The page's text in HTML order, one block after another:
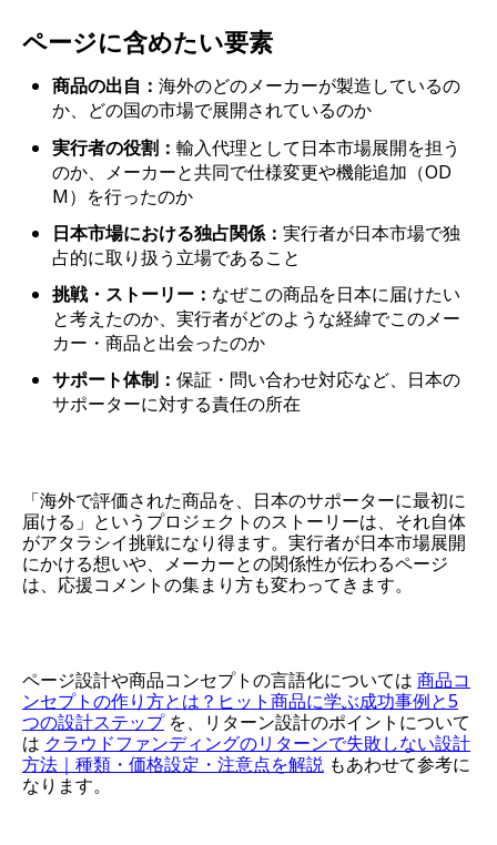
ページに含めたい要素
商品の出自：海外のどのメーカーが製造しているの
か、どの国の市場で展開されているのか
実行者の役割：輸入代理として日本市場展開を担う
のか、メーカーと共同で仕様変更や機能追加（OD
M）を行ったのか
日本市場における独占関係：実行者が日本市場で独
占的に取り扱う立場であること
挑戦・ストーリー： なぜこの商品を日本に届けたい
と考えたのか、実行者がどのような経緯でこのメー
カー・商品と出会ったのか
サポート体制：保証・問い合わせ対応など、日本の
サポーターに対する責任の所在
「海外で評価された商品を、日本のサポーターに最初に
届ける」というプロジェクトのストーリーは、それ自体
がアタラシイ挑戦になり得ます。実行者が日本市場展開
にかける想いや、メーカーとの関係性が伝わるページ
は、応援コメントの集まり方も変わってきます。
ページ設計や商品コンセプトの言語化については 商品コ
ンセプトの作り方とは？ヒット商品に学ぶ成功事例と5
つの設計ステップを、リターン設計のポイントについて
は クラウドファンディングのリターンで失敗しない設計
方法｜種類・価格設定・注意点を解説 もあわせて参考に
なります。